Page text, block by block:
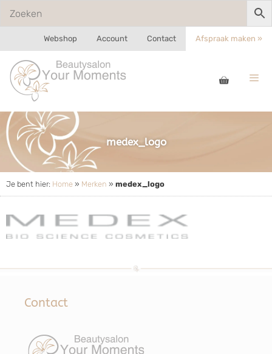
Webshop Account Contact Afspraak maken »
medex_logo
Je bent hier: Home » Merken » medex_logo
Contact